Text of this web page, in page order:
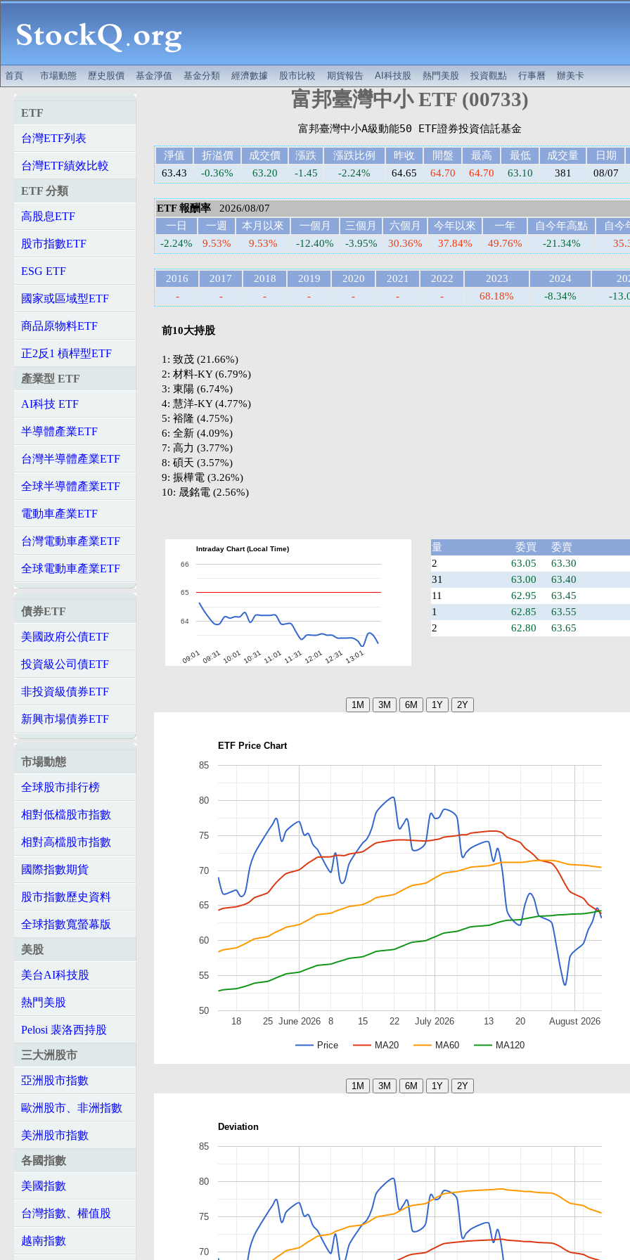
首頁 市場動態 歷史股價 基金淨值 基金分類 經濟數據 股市比較 期貨報告 AI科技股 熱門美股 投資觀點 行事曆 辦美卡
ETF
台灣ETF列表
台灣ETF績效比較
ETF 分類
高股息ETF
股市指數ETF
ESG ETF
國家或區域型ETF
商品原物料ETF
正2反1 槓桿型ETF
產業型 ETF
AI科技 ETF
半導體產業ETF
台灣半導體產業ETF
全球半導體產業ETF
電動車產業ETF
台灣電動車產業ETF
全球電動車產業ETF
債券ETF
美國政府公債ETF
投資級公司債ETF
非投資級債券ETF
新興市場債券ETF
市場動態
全球股市排行榜
相對低檔股市指數
相對高檔股市指數
國際指數期貨
股市指數歷史資料
全球指數寬螢幕版
美股
美台AI科技股
熱門美股
Pelosi 裴洛西持股
三大洲股市
亞洲股市指數
歐洲股市、非洲指數
美洲股市指數
各國指數
美國指數
台灣指數、權值股
越南指數
富邦臺灣中小 ETF (00733)
淨值 折溢價 成交價 漲跌 漲跌比例 昨收 開盤 最高 最低 成交量 日期
63.43
-0.36% 63.20 -1.45 -2.24% 64.65 64.70 64.70 63.10 381 08/07
ETF 報酬率 2026/08/07
一日
一週 本月以來 一個月 三個月 六個月 今年以來 一年 自今年高點
自今
-2.24%
9.53% 9.53% -12.40% -3.95% 30.36% 37.84% 49.76% -21.34%
2016 2017 2018 2019 2020 2021 2022 2023 2024
-
- - - - - - 68.18% -8.34% -
前10大持股
1: 致茂 (21.66%)
2: 材料-KY (6.79%)
3: 東陽 (6.74%)
4: 慧洋-KY (4.77%)
5: 裕隆 (4.75%)
6: 全新 (4.09%)
7: 高力 (3.77%)
8: 碩天 (3.57%)
9: 振樺電 (3.26%)
10: 晟銘電 (2.56%)
Intraday Chart (Local Time)
09:0109:3110:0110:3111:0111:3112:0112:3113:01
64
65
66
量 委買 委賣
2
63.05 63.30
31
63.00 63.40
11
62.95 63.45
1
62.85 63.55
2
62.80 63.65
ETF Price Chart
Price MA20 MA60 MA120
June 2026 July 2026 August 2026
18 25 8 15 22 13 20
50
55
60
65
70
75
80
85
Deviation
70
75
80
85